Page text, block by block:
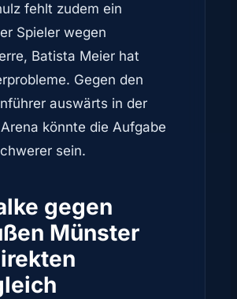
fehlt zudem ein
Spieler wegen
Batista Meier hat
Gegen den
auswärts in der
könnte die Aufgabe
sein.
gegen
Münster